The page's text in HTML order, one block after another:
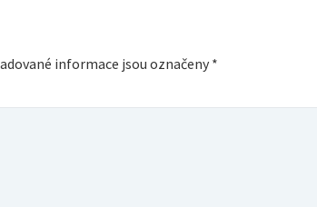
informace jsou označeny *